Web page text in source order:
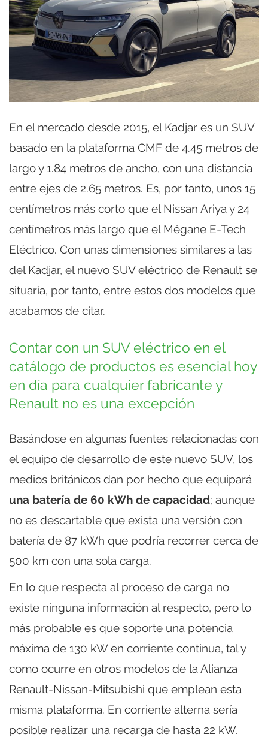
En el mercado desde 2015, el Kadjar es un SUV
basado en la plataforma CMF de 4.45 metros de
largo y 1.84 metros de ancho, con una distancia
entre ejes de 2.65 metros. Es, por tanto, unos 15
centímetros más corto que el Nissan Ariya y 24
centímetros más largo que el Mégane E-Tech
Eléctrico. Con unas dimensiones similares a las
del Kadjar, el nuevo SUV eléctrico de Renault se
situaría, por tanto, entre estos dos modelos que
acabamos de citar.
Contar con un SUV eléctrico en el
catálogo de productos es esencial hoy
en día para cualquier fabricante y
Renault no es una excepción
Basándose en algunas fuentes relacionadas con
el equipo de desarrollo de este nuevo SUV, los
medios británicos dan por hecho que equipará
una batería de 60 kWh de capacidad; aunque
no es descartable que exista una versión con
batería de 87 kWh que podría recorrer cerca de
500 km con una sola carga.
En lo que respecta al proceso de carga no
existe ninguna información al respecto, pero lo
más probable es que soporte una potencia
máxima de 130 kW en corriente continua, tal y
como ocurre en otros modelos de la Alianza
Renault-Nissan-Mitsubishi que emplean esta
misma plataforma. En corriente alterna sería
posible realizar una recarga de hasta 22 kW.